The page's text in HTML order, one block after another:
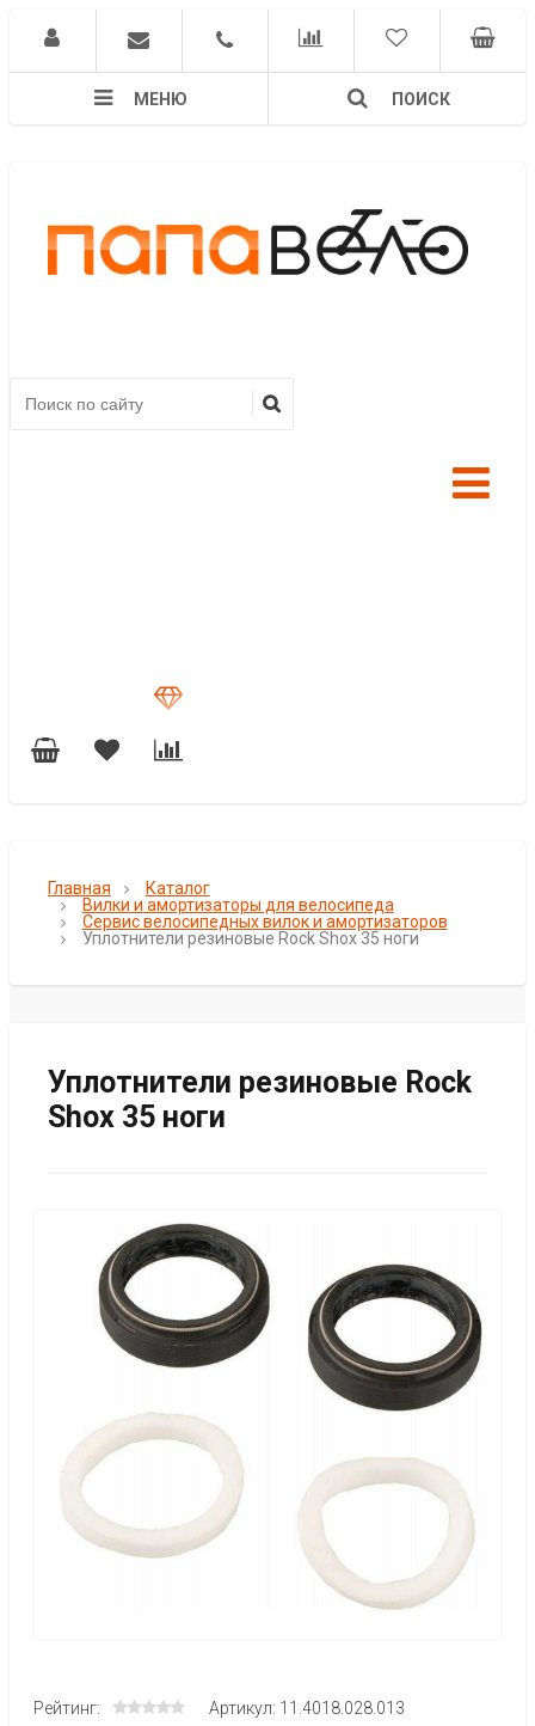
МЕНЮ ПОИСК
Главная
Каталог
Вилки и амортизаторы для велосипеда
Сервис велосипедных вилок и амортизаторов
Уплотнители резиновые Rock Shox 35 ноги
Уплотнители резиновые Rock
Shox 35 ноги
Рейтинг: Артикул: 11.4018.028.013